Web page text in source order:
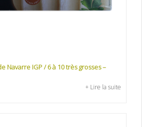
Navarre IGP / 6 à 10 très grosses –
+ Lire la suite